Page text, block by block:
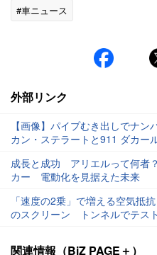
#車ニュース
外部リンク
【画像】パイプむき出しでナ
カン・ステラートと911 ダカ
成長と成功 アリエルって何者
カー 電動化を見据えた未来
「速度の2乗」で増える空気
のスクリーン トンネルでテスト
関連情報（BiZ PAGE＋）